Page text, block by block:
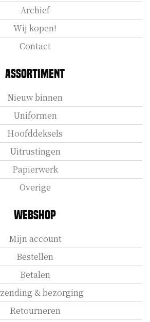
Archief
Wij kopen!
Contact
Assortiment
Nieuw binnen
Uniformen
Hoofddeksels
Uitrustingen
Papierwerk
Overige
Webshop
Mijn account
Bestellen
Betalen
& bezorging
Retourneren